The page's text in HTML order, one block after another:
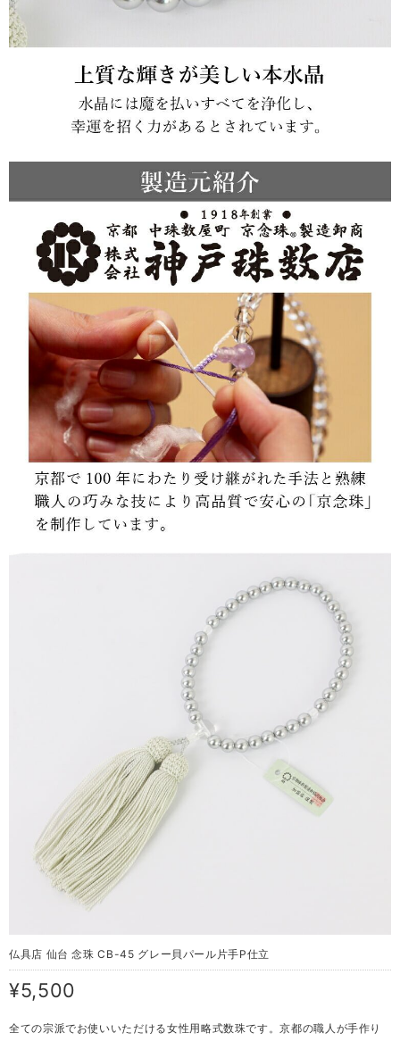
仏具店 仙台 念珠 CB-45 グレー貝パール片手P仕立
¥5,500
全ての宗派でお使いいただける女性用略式数珠です。京都の職人が手作り